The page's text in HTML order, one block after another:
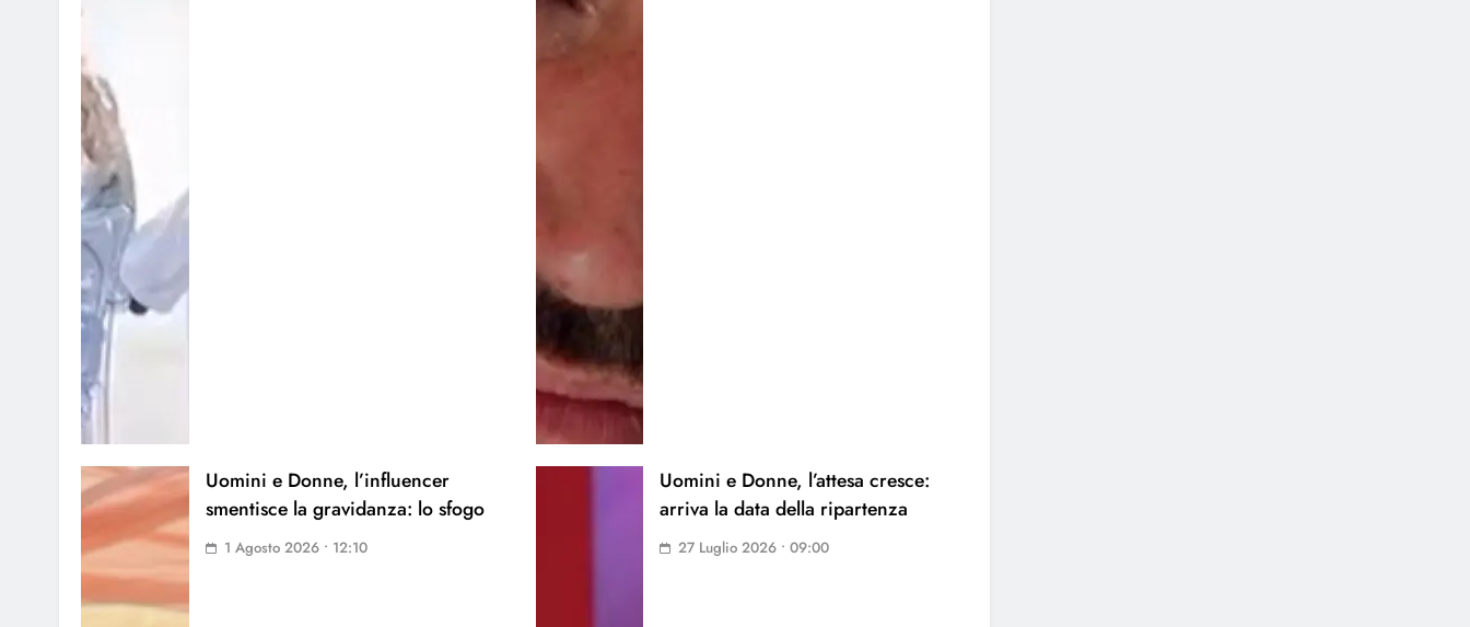
Uomini e Donne, l’influencer
smentisce la gravidanza: lo sfogo
1 Agosto 2026 • 12:10
Uomini e Donne, l’attesa cresce:
arriva la data della ripartenza
27 Luglio 2026 • 09:00